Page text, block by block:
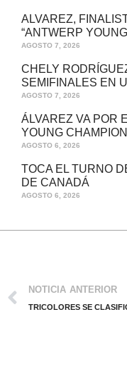
ALVAREZ,
“ANTWERP
AGOSTO 7, 2026
CHELY
SEMIFINALES EN
AGOSTO 7, 2026
ÁLVAREZ VA POR
YOUNG
AGOSTO 6, 2026
TOCA EL TURNO
DE CANADÁ
AGOSTO 6, 2026
NOTICIA ANTERIOR